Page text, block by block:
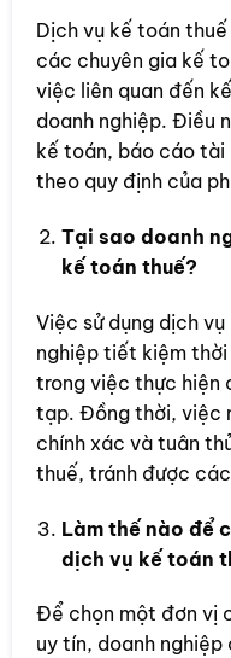
Dịch vụ kế toán
các chuyên gia kế
việc liên quan đến
doanh nghiệp. Điều
kế toán, báo cáo tài
theo quy định của
Tại sao doanh
kế toán thuế?
Việc sử dụng dịch
nghiệp tiết kiệm
trong việc thực hiện
tạp. Đồng thời, việc
chính xác và tuân
thuế, tránh được
Làm thế nào để
dịch vụ kế toán
Để chọn một đơn vị
uy tín, doanh